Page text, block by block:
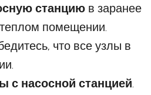
станцию в заранее
помещении.
что все узлы в
с насосной станцией.